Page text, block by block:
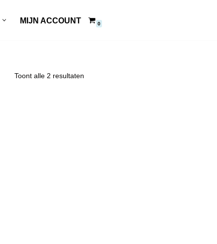
MIJN ACCOUNT 0
Toont alle 2 resultaten